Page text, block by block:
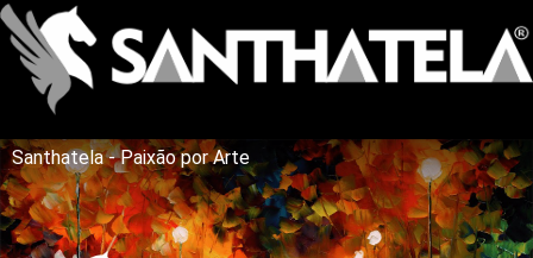
Santhatela - Paixão por Arte